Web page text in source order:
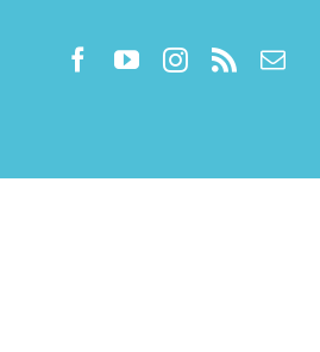
Facebook
YouTubeInstagram
Rss E-